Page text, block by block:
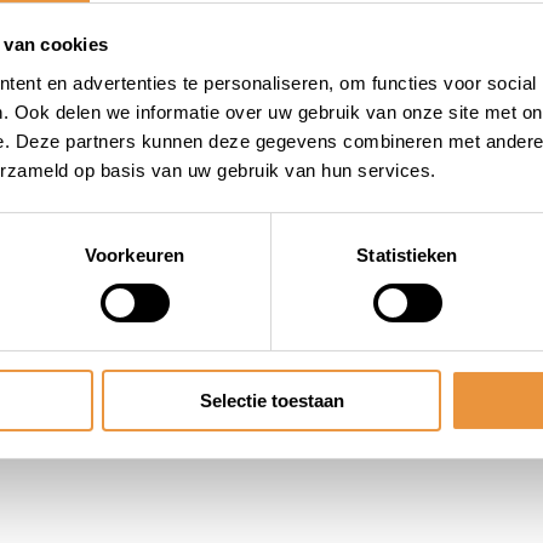
cookies
en advertenties te personaliseren, om functies voor
Ook delen we informatie over uw gebruik van onze site met
Deze partners kunnen deze gegevens combineren met
op basis van uw gebruik van hun services.
Voorkeuren Statistieken
Selectie toestaan
en te bevestigen.
beveiligingsproducten.
veiligheid van jouw